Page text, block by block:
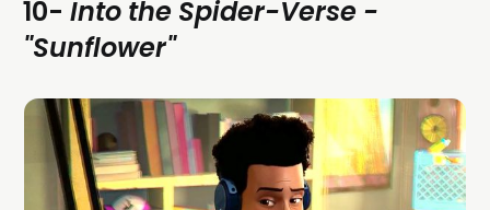
10-Into the Spider-Verse -
"Sunflower"